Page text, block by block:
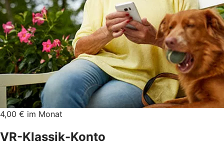
4,00 € im Monat
VR-Klassik-Konto